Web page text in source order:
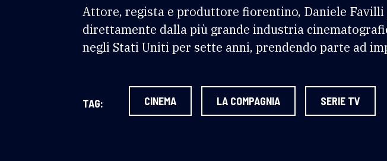
Attore, regista e produttore fiorentino, Daniele
direttamente dalla più grande industria
negli Stati Uniti per sette anni, prendendo parte ad
TAG: CINEMA LA COMPAGNIA SERIE TV